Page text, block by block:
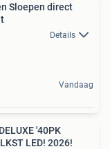
Sloepen direct
Details
Vandaag
'40PK
LED! 2026!